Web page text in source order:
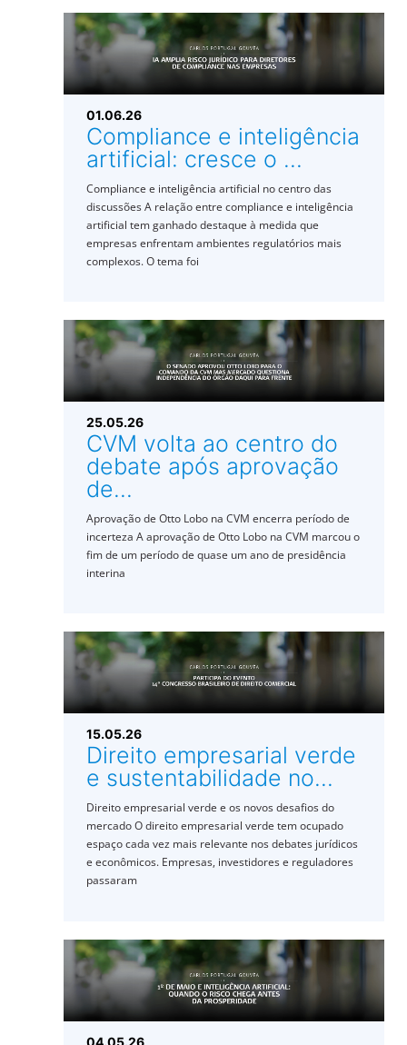
01.06.26
Compliance e inteligência
artificial: cresce o ...
Compliance e inteligência artificial no centro das
discussões A relação entre compliance e inteligência
artificial tem ganhado destaque à medida que
empresas enfrentam ambientes regulatórios mais
complexos. O tema foi
25.05.26
CVM volta ao centro do
debate após aprovação
de...
Aprovação de Otto Lobo na CVM encerra período de
incerteza A aprovação de Otto Lobo na CVM marcou o
fim de um período de quase um ano de presidência
interina
15.05.26
Direito empresarial verde
e sustentabilidade no...
Direito empresarial verde e os novos desafios do
mercado O direito empresarial verde tem ocupado
espaço cada vez mais relevante nos debates jurídicos
e econômicos. Empresas, investidores e reguladores
passaram
04.05.26